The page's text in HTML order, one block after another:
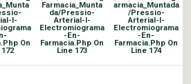
I-
On
172
Farmacia_Munta
Da/pressio-
Arterial-I-
Electromiograma
-en-
Farmacia.php On
Line 173
Armacia_Muntada
/pressio-
Arterial-I-
Electromiograma
-en-
Farmacia.php On
Line 174